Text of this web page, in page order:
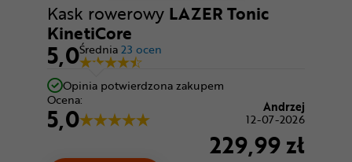
Kask rowerowy LAZER Tonic
KinetiCore
5,0Średnia23 ocen
Opinia potwierdzona zakupem
Ocena:
5,0 Andrzej
12-07-2026
229,99 zł